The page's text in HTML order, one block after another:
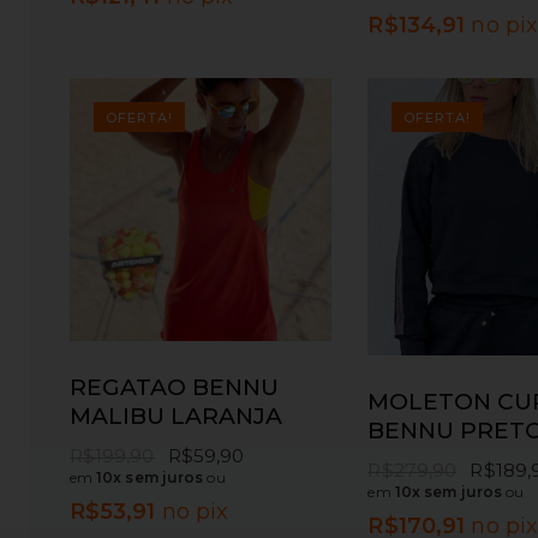
R$134,91 no pix
OFERTA!
REGATAO BENNU
MALIBU LARANJA
R$59,90
em10x sem juros ou
R$53,91 no pix
OFERTA!
MOLETON
BENNU
R$
em 10x sem juros ou
R$170,91 no pix